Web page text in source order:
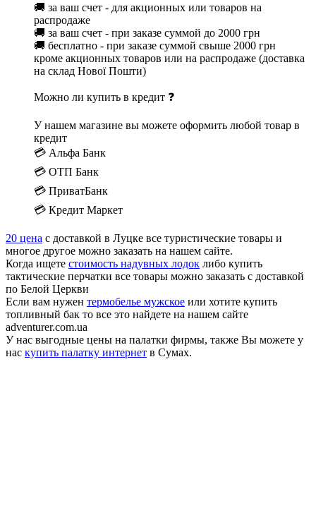
🚚 за ваш счет - для акционных или товаров на
распродаже
🚚 за ваш счет - при заказе суммой до 2000 грн
🚚 бесплатно - при заказе суммой свыше 2000 грн
кроме акционных товаров или на распродаже (доставка
на склад Нової Пошти)
Можно ли купить в кредит ❓
У нашем магазине вы можете оформить любой товар в
кредит
💳 Альфа Банк
💳 ОТП Банк
💳 ПриватБанк
💳 Кредит Маркет
20 цена с доставкой в Луцке все туристические товары и
многое другое можно заказать на нашем сайте.
Когда ищете стоимость надувных лодок либо купить
тактические перчатки все товары можно заказать с доставкой
по Белой Церкви
Если вам нужен термобелье мужское или хотите купить
топливный бак то все это найдете на нашем сайте
adventurer.com.ua
У нас выгодные цены на палатки фирмы, также Вы можете у
нас купить палатку интернет в Сумах.